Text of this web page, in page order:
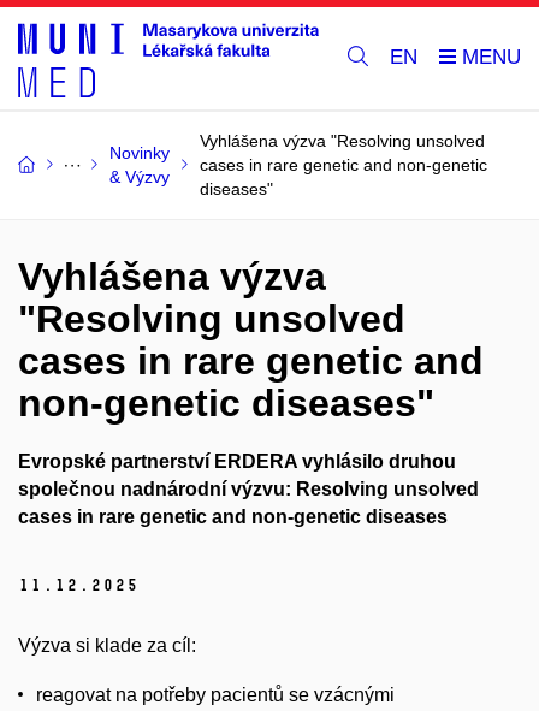
EN
Novinky
& Výzvy
Vyhlášena výzva "Resolving unsolved
cases in rare genetic and non-genetic
diseases"
Vyhlášena výzva
"Resolving unsolved
cases in rare genetic and
non-genetic diseases"
Evropské partnerství ERDERA vyhlásilo druhou
společnou nadnárodní výzvu: Resolving unsolved
cases in rare genetic and non-genetic diseases
11. 12. 2025
Výzva si klade za cíl:
reagovat na potřeby pacientů se vzácnými